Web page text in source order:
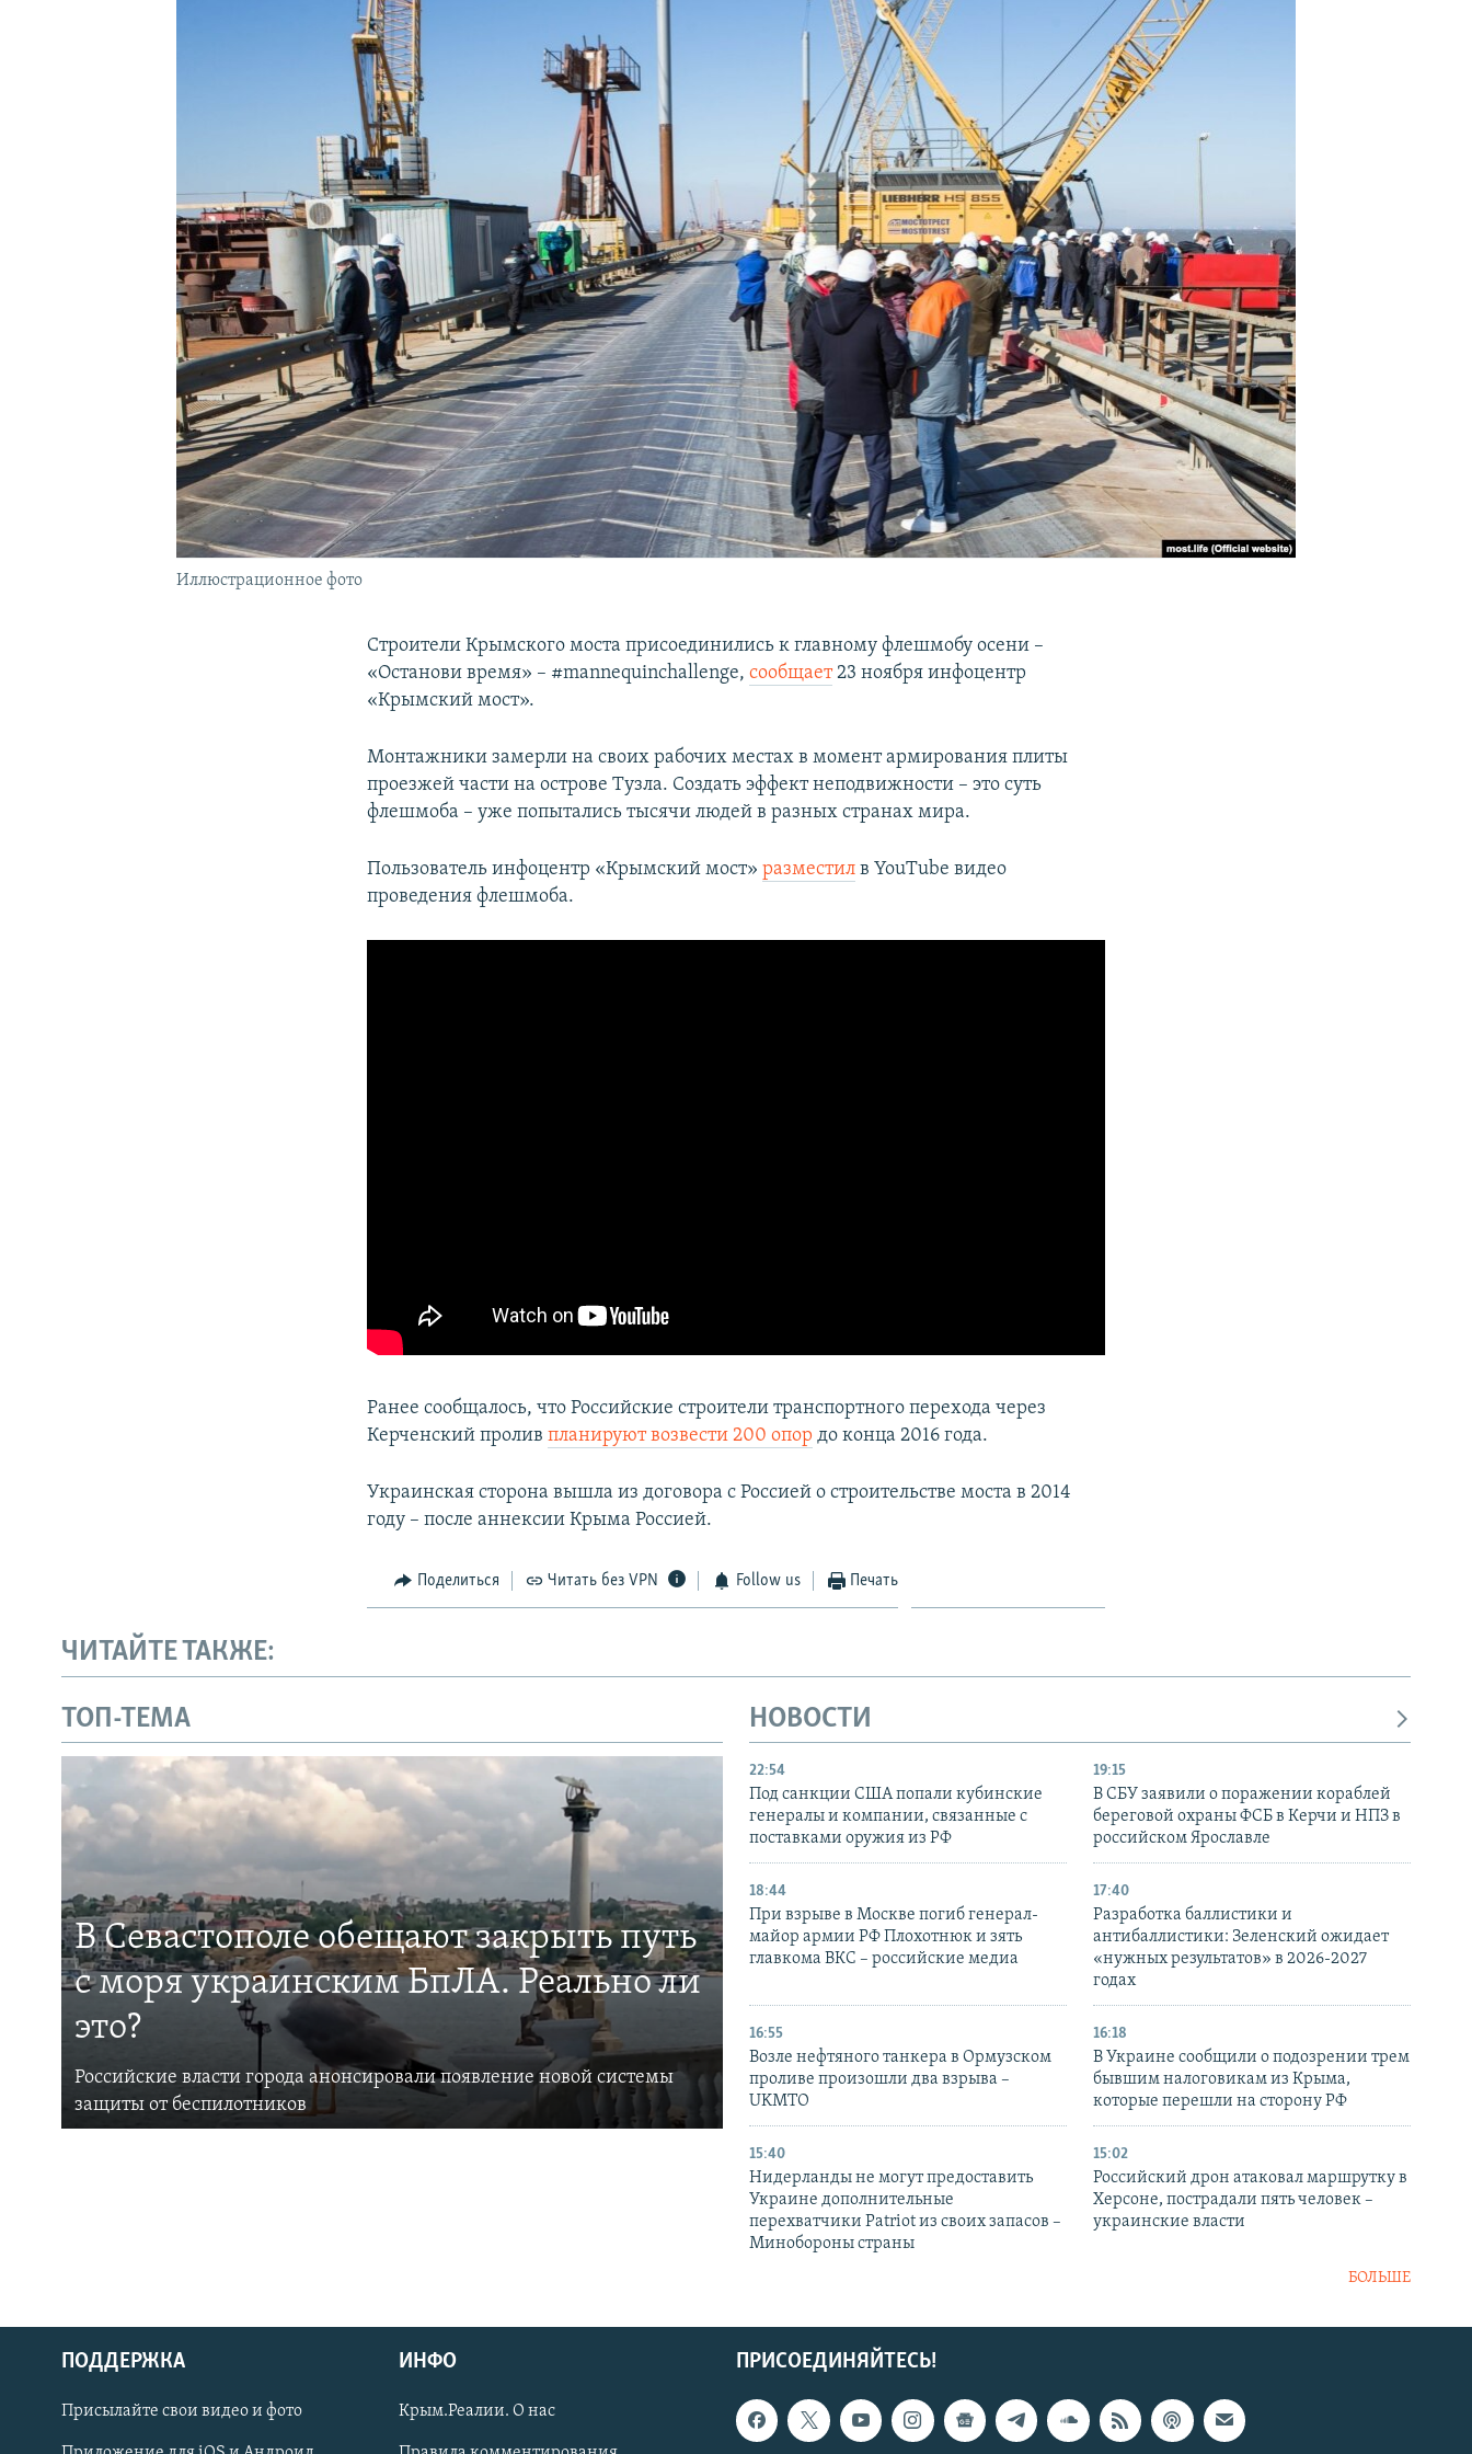
Українською
Qırımtatar
Иллюстрационное фото
Строители Крымского моста присоединились к главному флешмобу осени –
«Останови время» – #mannequinchallenge,сообщает23 ноября инфоцентр
«Крымский мост».
Монтажники замерли на своих рабочих местах в момент армирования плиты
проезжей части на острове Тузла. Создать эффект неподвижности – это суть
флешмоба – уже попытались тысячи людей в разных странах мира.
Пользователь инфоцентр «Крымский мост»разместил в YouTube видео
проведения флешмоба.
Ранее сообщалось, что Российские строители транспортного перехода через
Керченский проливпланируют возвести 200 опор до конца 2016 года.
Украинская сторона вышла из договора с Россией о строительстве моста в 2014
году – после аннексии Крыма Россией.
Поделиться Читать без VPN Follow us Печать
ЧИТАЙТЕ ТАКЖЕ:
ТОП-ТЕМА
В Севастополе обещают закрыть путь
с моря украинским БпЛА. Реально ли
это?
Российские власти города анонсировали появление новой системы
защиты от беспилотников
НОВОСТИ
22:54
Под санкции США попали кубинские
генералы и компании, связанные с
поставками оружия из РФ
19:15
В СБУ заявили о поражении кораблей
береговой охраны ФСБ в Керчи и НПЗ в
российском Ярославле
18:44
При взрыве в Москве погиб генерал-
майор армии РФ Плохотнюк и зять
главкома ВКС – российские медиа
17:40
Разработка баллистики и
антибаллистики: Зеленский ожидает
«нужных результатов» в 2026-2027
годах
16:55
Возле нефтяного танкера в Ормузском
проливе произошли два взрыва –
UKMTO
16:18
В Украине сообщили о подозрении трем
бывшим налоговикам из Крыма,
которые перешли на сторону РФ
15:40
Нидерланды не могут предоставить
Украине дополнительные
перехватчики Patriot из своих запасов –
Минобороны страны
15:02
Российский дрон атаковал маршрутку в
Херсоне, пострадали пять человек –
украинские власти
БОЛЬШЕ
ПРИСОЕДИНЯЙТЕСЬ!
ПОДДЕРЖКА
Присылайте свои видео и фото
ИНФО
Крым.Реалии. О нас